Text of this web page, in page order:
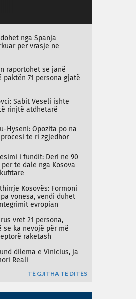
nga Spanja
për vrasje në
raportohet se janë
paktën 71 persona gjatë
Sabit Veseli ishte
rinjtë atdhetarë
Hyseni: Opozita po na
të ri zgjedhor
i fundit: Deri në 90
të dalë nga Kosova
Kosovës: Formoni
vonesa, vendi duhet
evropian
vret 21 persona,
se ka nevojë për më
raketash
dilema e Vinicius, ja
Reali
TË GJITHA TË DITËS